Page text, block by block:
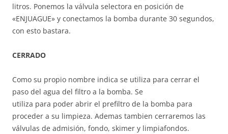
litros. Ponemos la válvula selectora en posición de
«ENJUAGUE» y conectamos la bomba durante 30 segundos,
con esto bastara.
CERRADO
Como su propio nombre indica se utiliza para cerrar el
paso del agua del filtro a la bomba. Se
utiliza para poder abrir el prefiltro de la bomba para
proceder a su limpieza. Ademas tambien cerraremos las
válvulas de admisión, fondo, skimer y limpiafondos.